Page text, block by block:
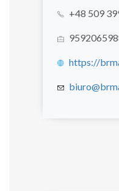
+48 509
https://